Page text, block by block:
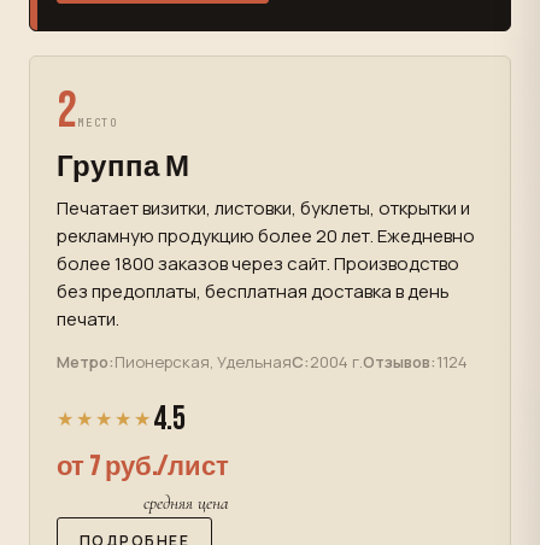
2МЕСТО
Группа М
Печатает визитки, листовки, буклеты, открытки и
рекламную продукцию более 20 лет. Ежедневно
более 1800 заказов через сайт. Производство
без предоплаты, бесплатная доставка в день
печати.
Метро:Пионерская, УдельнаяС:2004 г.Отзывов:1124
★★★★★ 4.5
от 7 руб./лист
средняя цена
ПОДРОБНЕЕ